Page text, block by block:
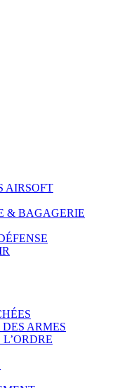
AIRSOFT
& BAGAGERIE
ARMES